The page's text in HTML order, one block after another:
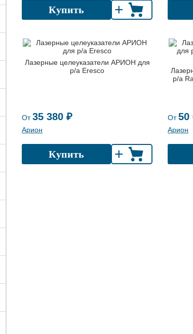
Купить +
Лазерные целеуказатели АРИОН для
р/а Eresco
От35 380 ₽
Арион
Купить +
р/а
От50
Арион